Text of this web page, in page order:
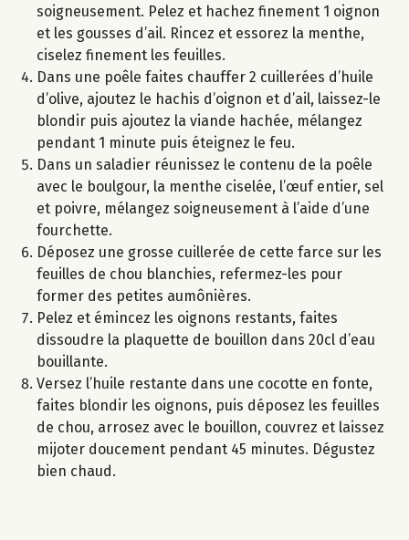
soigneusement. Pelez et hachez finement 1 oignon
et les gousses d’ail. Rincez et essorez la menthe,
ciselez finement les feuilles.
Dans une poêle faites chauffer 2 cuillerées d’huile
d’olive, ajoutez le hachis d’oignon et d’ail, laissez-le
blondir puis ajoutez la viande hachée, mélangez
pendant 1 minute puis éteignez le feu.
Dans un saladier réunissez le contenu de la poêle
avec le boulgour, la menthe ciselée, l’œuf entier, sel
et poivre, mélangez soigneusement à l’aide d’une
fourchette.
Déposez une grosse cuillerée de cette farce sur les
feuilles de chou blanchies, refermez-les pour
former des petites aumônières.
Pelez et émincez les oignons restants, faites
dissoudre la plaquette de bouillon dans 20cl d’eau
bouillante.
Versez l’huile restante dans une cocotte en fonte,
faites blondir les oignons, puis déposez les feuilles
de chou, arrosez avec le bouillon, couvrez et laissez
mijoter doucement pendant 45 minutes. Dégustez
bien chaud.